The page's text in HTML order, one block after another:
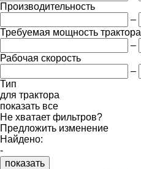
Производительность
–
Требуемая мощность трактора
–
Рабочая скорость
–
Тип
для трактора
показать все
Не хватает фильтров?
Предложить изменение
Найдено:
-
показать